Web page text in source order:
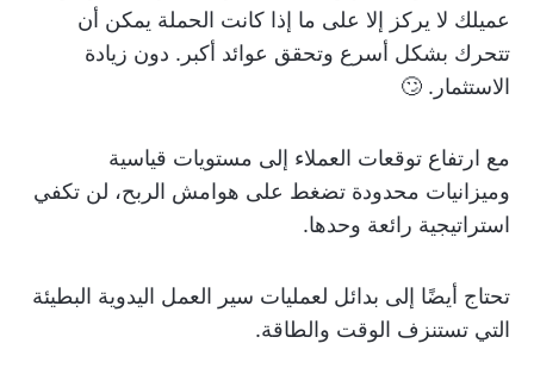
عميلك لا يركز إلا على ما إذا كانت الحملة يمكن أن
تتحرك بشكل أسرع وتحقق عوائد أكبر. دون زيادة
الاستثمار. 🙄
مع ارتفاع توقعات العملاء إلى مستويات قياسية
وميزانيات محدودة تضغط على هوامش الربح، لن تكفي
استراتيجية رائعة وحدها.
تحتاج أيضًا إلى بدائل لعمليات سير العمل اليدوية البطيئة
التي تستنزف الوقت والطاقة.